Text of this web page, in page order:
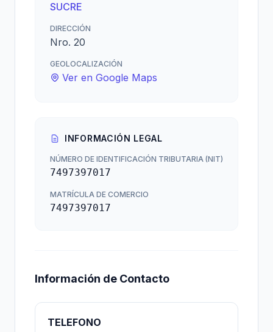
SUCRE
DIRECCIÓN
Nro. 20
GEOLOCALIZACIÓN
Ver en Google Maps
INFORMACIÓN LEGAL
NÚMERO DE IDENTIFICACIÓN TRIBUTARIA (NIT)
7497397017
MATRÍCULA DE COMERCIO
7497397017
Información de Contacto
TELEFONO